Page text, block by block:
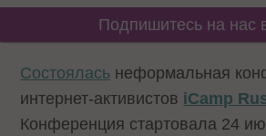
Подпишитесь на нас
Состоялась неформальная
интернет-активистов iCamp
Конференция стартовала 24